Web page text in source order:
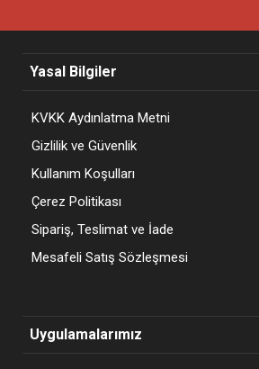
Yasal Bilgiler
KVKK Aydınlatma Metni
Gizlilik ve Güvenlik
Kullanım Koşulları
Çerez Politikası
Sipariş, Teslimat ve İade
Mesafeli Satış Sözleşmesi
Uygulamalarımız